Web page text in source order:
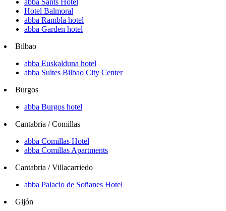
Hotel Balmoral
abba Rambla hotel
abba Garden hotel
Bilbao
abba Euskalduna hotel
abba Suites Bilbao City Center
Burgos
abba Burgos hotel
Cantabria / Comillas
abba Comillas Hotel
abba Comillas Apartments
Cantabria / Villacarriedo
abba Palacio de Soñanes Hotel
Gijón